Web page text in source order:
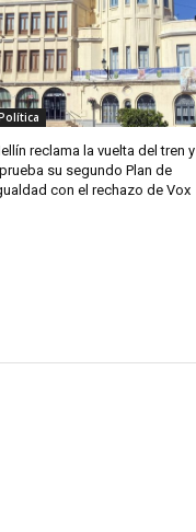
reclama la vuelta del tren y
su segundo Plan de
con el rechazo de Vox